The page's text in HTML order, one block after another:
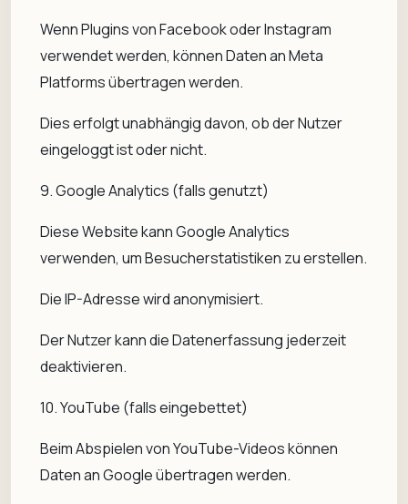
Wenn Plugins von Facebook oder Instagram
verwendet werden, können Daten an Meta
Platforms übertragen werden.
Dies erfolgt unabhängig davon, ob der Nutzer
eingeloggt ist oder nicht.
9. Google Analytics (falls genutzt)
Diese Website kann Google Analytics
verwenden, um Besucherstatistiken zu erstellen.
Die IP-Adresse wird anonymisiert.
Der Nutzer kann die Datenerfassung jederzeit
deaktivieren.
10. YouTube (falls eingebettet)
Beim Abspielen von YouTube-Videos können
Daten an Google übertragen werden.